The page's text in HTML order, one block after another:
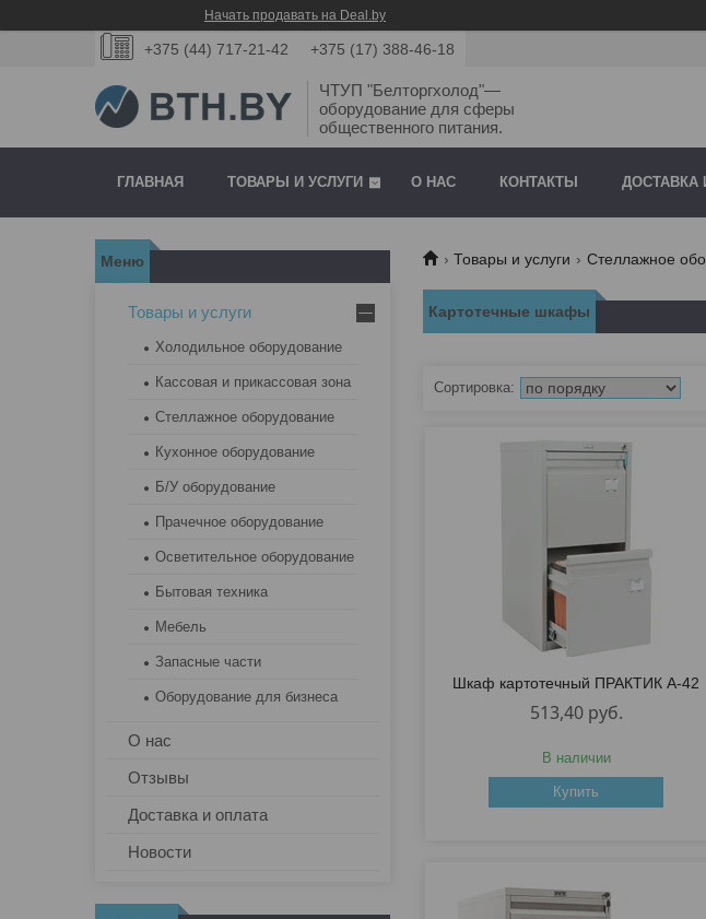
Начать продавать на Deal.by
+375 (44) 717-21-42 +375 (17) 388-46-18
ЧТУП "Белторгхолод"—
оборудование для сферы
общественного питания.
ГЛАВНАЯ ТОВАРЫ И УСЛУГИ О НАС КОНТАКТЫ ДОСТАВКА
Товары и услуги Стеллажное
Картотечные шкафы
Шкаф картотечный ПРАКТИК A-42
513,40 руб.
В наличии
Купить
Товары и услуги
Холодильное оборудование
Кассовая и прикассовая зона
Стеллажное оборудование
Кухонное оборудование
Б/У оборудование
Прачечное оборудование
Осветительное оборудование
Бытовая техника
Мебель
Запасные части
Оборудование для бизнеса
О нас
Отзывы
Доставка и оплата
Новости